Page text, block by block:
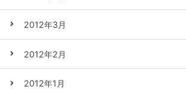
2012年3月
2012年2月
2012年1月